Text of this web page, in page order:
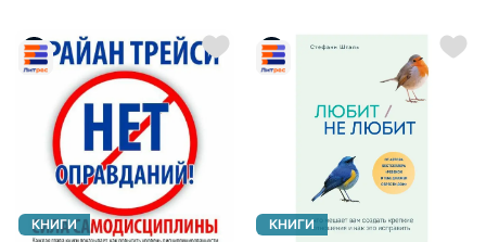
обстоятельства или
окружающих и заб...
реальных кейсах, профес...
КНИГИ КНИГИ